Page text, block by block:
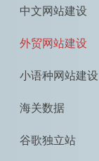
中文网站建设
外贸网站建设
小语种网站建设
海关数据
谷歌独立站